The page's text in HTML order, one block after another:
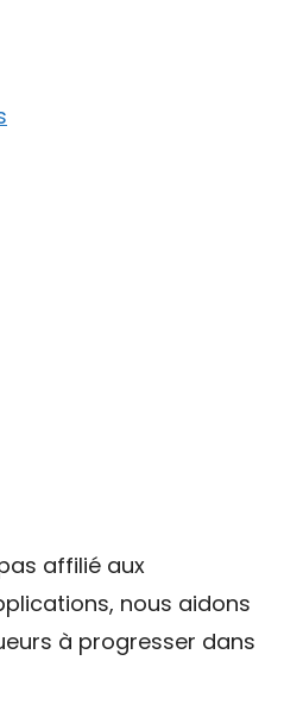
affilié aux
nous aidons
à progresser dans